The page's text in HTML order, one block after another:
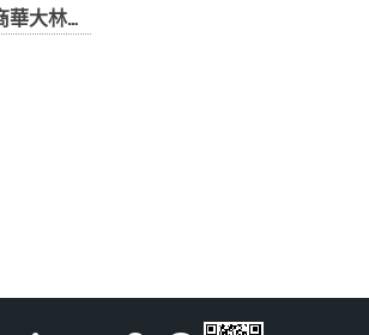
份有限公司